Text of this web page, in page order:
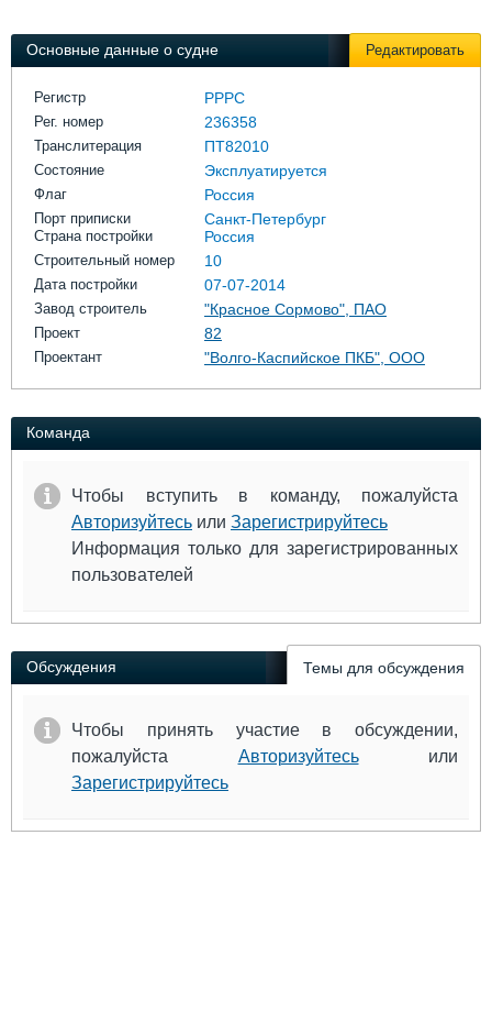
Личности
Форум
Основные данные о судне Редактировать
Регистр РРРС
Рег. номер 236358
Транслитерация ПТ82010
Состояние Эксплуатируется
Флаг Россия
Порт приписки Санкт-Петербург
Страна постройки Россия
Строительный номер 10
Дата постройки 07-07-2014
Завод строитель "Красное Сормово", ПАО
Проект 82
Проектант "Волго-Каспийское ПКБ", ООО
Команда
Чтобы вступить в команду, пожалуйста
Авторизуйтесь или Зарегистрируйтесь
Информация только для зарегистрированных
пользователей
Обсуждения Темы для обсуждения
Чтобы принять участие в обсуждении,
пожалуйста Авторизуйтесьили
Зарегистрируйтесь